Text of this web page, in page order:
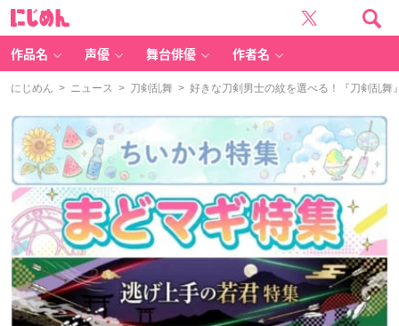
作品名 声優 舞台俳優 作者名
にじめん > ニュース > 刀剣乱舞 > 好きな刀剣男士の紋を選べる！『刀剣乱舞